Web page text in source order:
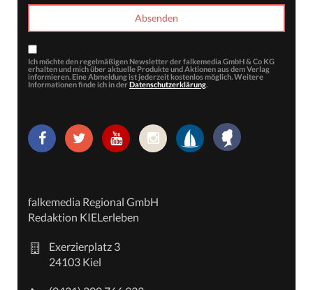
Ich möchte den regelmäßigen Newsletter der falkemedia GmbH & Co KG
erhalten und mich über aktuelle Produkte und Aktionen aus dem Verlag
informieren. Eine Abmeldung ist jederzeit kostenlos möglich. Weitere
Informationen finde ich in der Datenschutzerklärung.
falkemedia Regional GmbH
Redaktion KIELerleben
Exerzierplatz 3
24103 Kiel